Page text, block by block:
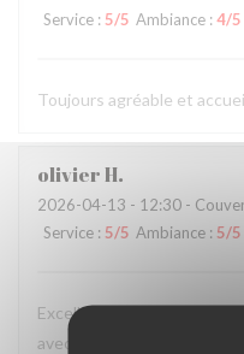
Service : 5/5 Ambiance : 4/5
Toujours agréable et
olivierH
2026-04-13 - 12:30 -
Service : 5/5 Ambiance : 5/5
Excellent services et très
avec soin pour des prix